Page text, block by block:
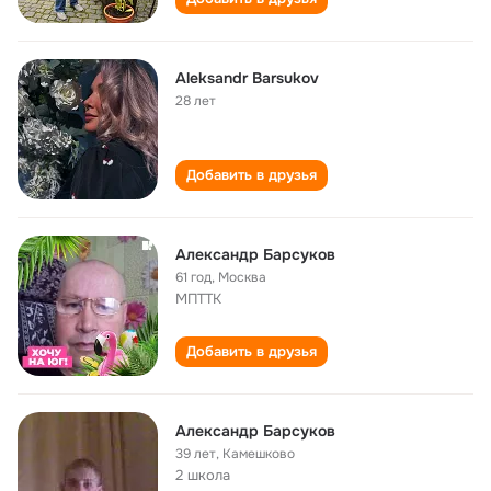
Aleksandr Barsukov
28 лет
Добавить в друзья
Александр Барсуков
61 год, Москва
МПТТК
Добавить в друзья
Александр Барсуков
39 лет, Камешково
2 школа